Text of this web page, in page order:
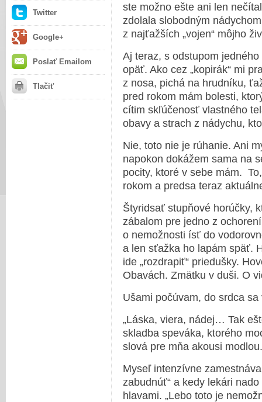
Twitter
Google+
Poslať Emailom
Tlačiť
ste možno ešte ani len
zdolala slobodným
z najťažších „vojen“ môjho
Aj teraz, s odstupom
opäť. Ako cez „kopirák“ mi
z nosa, pichá na hrudníku,
pred rokom mám bolesti,
cítim skľúčenosť vlastného
obavy a strach z nádychu,
Nie, toto nie je rúhanie. Ani
napokon dokážem sama na
pocity, ktoré v sebe mám.
rokom a predsa teraz
Štyridsať stupňové horúčky,
zábalom pre jedno z
o nemožnosti ísť do
a len sťažka ho lapám späť.
ide „rozdrapiť“ priedušky.
Obavách. Zmätku v duši. O
Ušami počúvam, do srdca
„Láska, viera, nádej… Tak
skladba speváka, ktorého
slová pre mňa akousi modlou.
Myseľ intenzívne
zabudnúť“ a kedy lekári
hlavami. „Lebo toto je